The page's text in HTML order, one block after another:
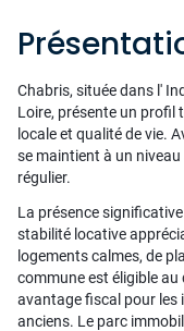
Chabris, située dans l'
Loire, présente un profil
locale et qualité de vie.
se maintient à un
régulier.
La présence
stabilité locative
logements calmes, de
commune est éligible
avantage fiscal pour les
anciens. Le parc